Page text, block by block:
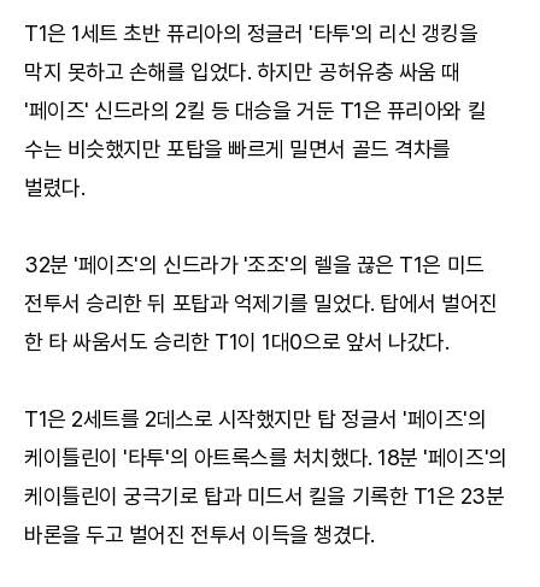
T1은 1세트 초반 퓨리아의 정글러 '타투'의 리신 갱킹을
막지 못하고 손해를 입었다. 하지만 공허유충 싸움 때
'페이즈' 신드라의 2킬 등 대승을 거둔 T1은 퓨리아와 킬
수는 비슷했지만 포탑을 빠르게 밀면서 골드 격차를
벌렸다.
32분 '페이즈'의 신드라가 '조조'의 렐을 끊은 T1은 미드
전투서 승리한 뒤 포탑과 억제기를 밀었다. 탑에서 벌어진
한 타 싸움서도 승리한 T1이 1대0으로 앞서 나갔다.
T1은 2세트를 2데스로 시작했지만 탑 정글서 '페이즈'의
케이틀린이 '타투'의 아트록스를 처치했다. 18분 '페이즈'의
케이틀린이 궁극기로 탑과 미드서 킬을 기록한 T1은 23분
바론을 두고 벌어진 전투서 이득을 챙겼다.